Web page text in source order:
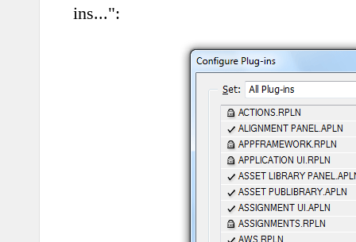
ins...":